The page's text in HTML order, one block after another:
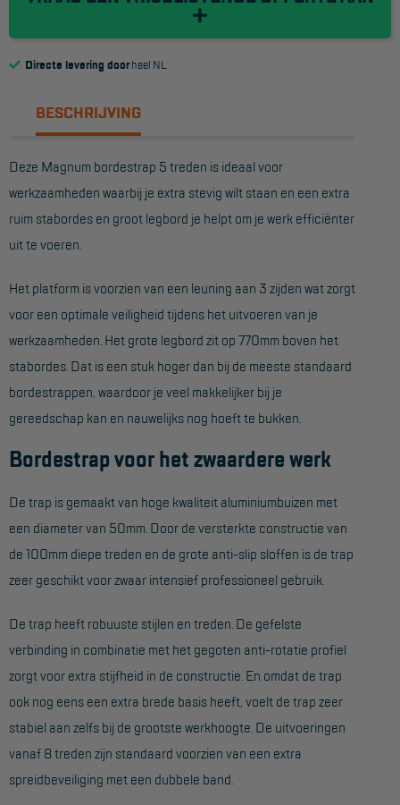
CombiDeals
MAATWERK
VERHUUR
Rolsteigers
Gevelsteigers
Steiger overkapping
Schilderwerkzaamheden
Gevelrenovatie
Industrieel onderhoud
Hoogwerkers
Knikarmhoogwerkers
Spinhoogwerkers
Schaarhoogwerkers
Masthoogwerkers
Autohoogwerkers
Directe levering doorheel NL
BESCHRIJVING
Deze Magnum bordestrap 5 treden is ideaal voor
werkzaamheden waarbij je extra stevig wilt staan en een extra
ruim stabordes en groot legbord je helpt om je werk efficiënter
uit te voeren.
Het platform is voorzien van een leuning aan 3 zijden wat zorgt
voor een optimale veiligheid tijdens het uitvoeren van je
werkzaamheden. Het grote legbord zit op 770mm boven het
stabordes. Dat is een stuk hoger dan bij de meeste standaard
bordestrappen, waardoor je veel makkelijker bij je
gereedschap kan en nauwelijks nog hoeft te bukken.
Bordestrap voor het zwaardere werk
De trap is gemaakt van hoge kwaliteit aluminiumbuizen met
een diameter van 50mm. Door de versterkte constructie van
de 100mm diepe treden en de grote anti-slip sloffen is de trap
zeer geschikt voor zwaar intensief professioneel gebruik.
De trap heeft robuuste stijlen en treden. De gefelste
verbinding in combinatie met het gegoten anti-rotatie profiel
zorgt voor extra stijfheid in de constructie. En omdat de trap
ook nog eens een extra brede basis heeft, voelt de trap zeer
stabiel aan zelfs bij de grootste werkhoogte. De uitvoeringen
vanaf 8 treden zijn standaard voorzien van een extra
spreidbeveiliging met een dubbele band.